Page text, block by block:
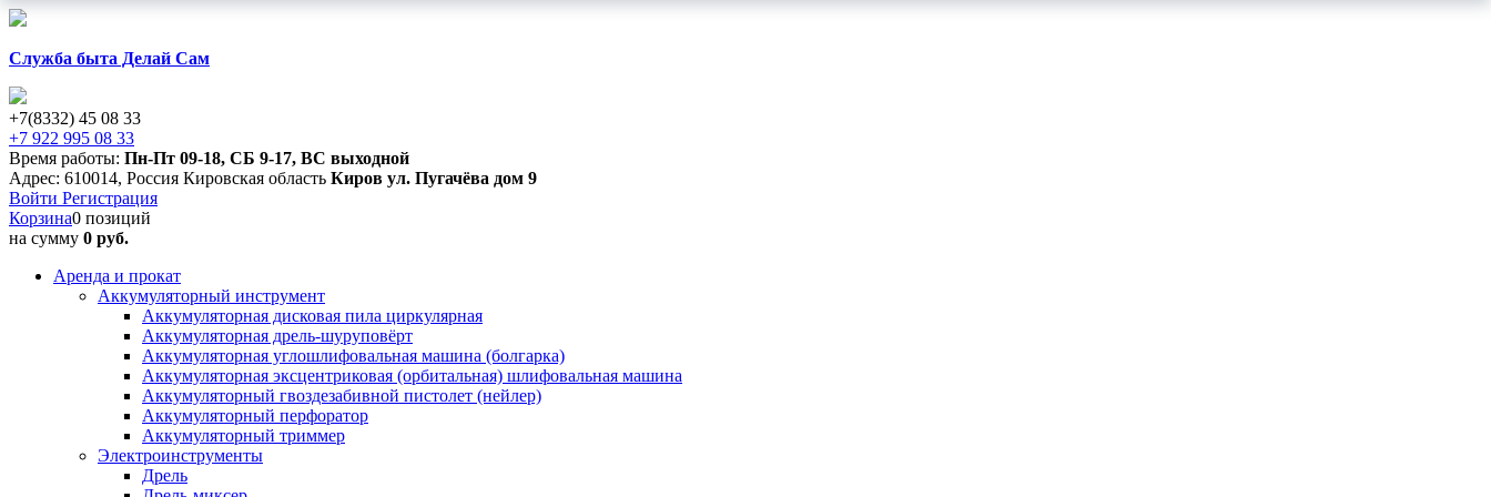
Служба быта Делай Сам
+7(8332) 45 08 33
+7 922 995 08 33
Время работы: Пн-Пт 09-18, СБ 9-17, ВС выходной
Адрес: 610014, Россия Кировская область Киров ул. Пугачёва дом 9
Войти Регистрация
Корзина0 позиций
на сумму 0 руб.
Аренда и прокат
Аккумуляторный инструмент
Аккумуляторная дисковая пила циркулярная
Аккумуляторная дрель-шуруповёрт
Аккумуляторная углошлифовальная машина (болгарка)
Аккумуляторная эксцентриковая (орбитальная) шлифовальная машина
Аккумуляторный гвоздезабивной пистолет (нейлер)
Аккумуляторный перфоратор
Аккумуляторный триммер
Электроинструменты
Дрель